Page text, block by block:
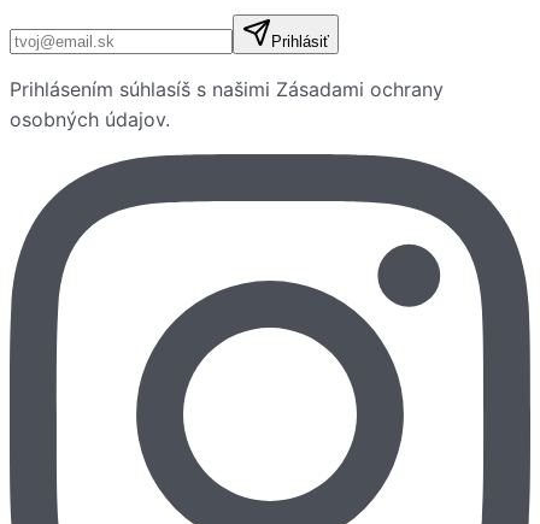
E-mailová adresa
Prihlásiť
Prihlásením súhlasíš s našimi Zásadami ochrany
osobných údajov.